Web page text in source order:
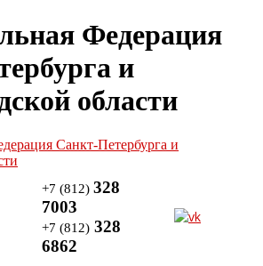
Федерация
и
области
+7 (812) 328
7003
+7 (812) 328
6862